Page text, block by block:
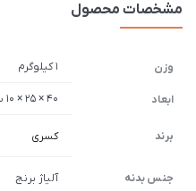
مشخصات محصول
وزن 1 کیلوگرم
ابعاد 40 × 25 × 10 سانتیمتر
برند کسری
جنس بدنه آلیاژ برنج